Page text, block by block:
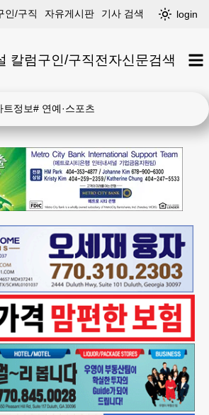
인/구직 자유게시판 기사 검색 login
칼럼구인/구직전자신문검색
트정보# 연예·스포츠